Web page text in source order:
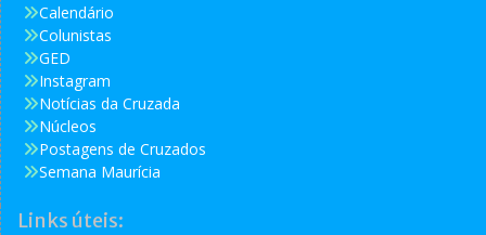
Calendário
Colunistas
GED
Instagram
Notícias da Cruzada
Núcleos
Postagens de Cruzados
Semana Maurícia
Links úteis: